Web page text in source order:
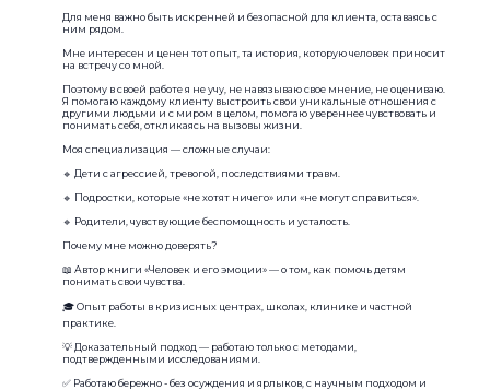
Для меня важно быть искренней и безопасной для клиента, оставаясь с
ним рядом.
Мне интересен и ценен тот опыт, та история, которую человек приносит
на встречу со мной.
Поэтому в своей работе я не учу, не навязываю свое мнение, не оцениваю.
Я помогаю каждому клиенту выстроить свои уникальные отношения с
другими людьми и с миром в целом, помогаю увереннее чувствовать и
понимать себя, откликаясь на вызовы жизни.
Моя специализация — сложные случаи:
🔹 Дети с агрессией, тревогой, последствиями травм.
🔹 Подростки, которые «не хотят ничего» или «не могут справиться».
🔹 Родители, чувствующие беспомощность и усталость.
Почему мне можно доверять?
📖 Автор книги «Человек и его эмоции» — о том, как помочь детям
понимать свои чувства.
🎓 Опыт работы в кризисных центрах, школах, клинике и частной
практике.
💡 Доказательный подход — работаю только с методами,
подтвержденными исследованиями.
✅ Работаю бережно - без осуждения и ярлыков, с научным подходом и